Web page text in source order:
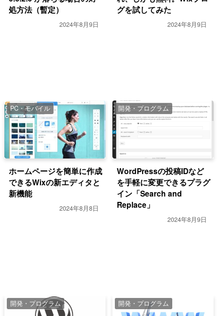
処方法（暫定）
2024年8月9日
グを試してみた
2024年8月9日
PC・モバイル
ホームページを簡単に作成
できるWixの新エディタと
新機能
2024年8月8日
開発・プログラム
WordPressの投稿IDなど
を手軽に変更できるプラグ
イン「Search and
Replace」
2024年8月9日
開発・プログラム 開発・プログラム